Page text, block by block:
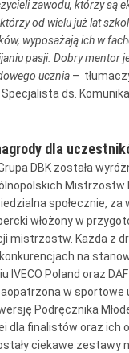
zawodu, którzy są
od wielu już lat
wyposażają ich w
pasji. Dobry mentor
ucznia –
ds.
dla
DBK została
Mistrzostw
społecznie, za
włożony w
mistrzostw. Każda z
na
IVECO Poland oraz
w sportowe
Podręcznika
dla finalistów oraz ich
ciekawe zestawy